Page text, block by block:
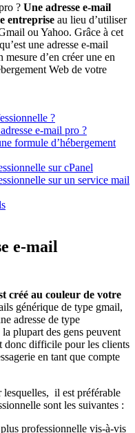
? Une adresse e-mail
entreprise au lieu d’utiliser
ou Yahoo. Grâce à cet
une adresse e-mail
d’en créer une en
Web de votre
?
e-mail pro ?
formule d’hébergement
sur cPanel
sur un service mail
e-mail
créé au couleur de votre
générique de type gmail,
adresse de type
plupart des gens peuvent
donc difficile pour les clients
en tant que compte
lesquelles, il est préférable
sont les suivantes :
professionnelle vis-à-vis